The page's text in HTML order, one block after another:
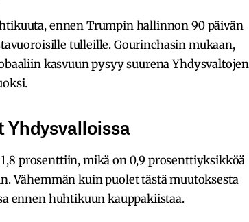
ennen Trumpin hallinnon 90 päivän
tulleille. Gourinchasin mukaan,
kasvuun pysyy suurena Yhdysvaltojen
prosenttiin, mikä on 0,9 prosenttiyksikköä
Vähemmän kuin puolet tästä muutoksesta
ennen huhtikuun kauppakiistaa.